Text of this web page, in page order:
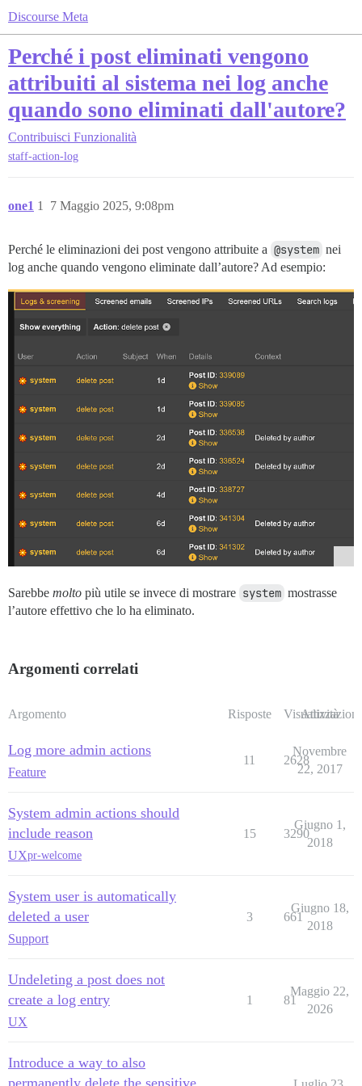
Discourse Meta
Perché i post eliminati vengono
attribuiti al sistema nei log anche
quando sono eliminati dall'autore?
Contribuisci Funzionalità
staff-action-log
one1 7 Maggio 2025, 9:08pm
1
Perché le eliminazioni dei post vengono attribuite a @system nei
log anche quando vengono eliminate dall’autore? Ad esempio:
Sarebbe molto più utile se invece di mostrare system mostrasse
l’autore effettivo che lo ha eliminato.
Argomenti correlati
Argomento Risposte Visualizzazioni
Attività
Log more admin actions
Feature
11 2628
Novembre
22, 2017
System admin actions should
include reason
UXpr-welcome
15 3290
Giugno 1,
2018
System user is automatically
deleted a user
Support
3 661
Giugno 18,
2018
Undeleting a post does not
create a log entry
UX
1 81
Maggio 22,
2026
Introduce a way to also
permanently delete the sensitive